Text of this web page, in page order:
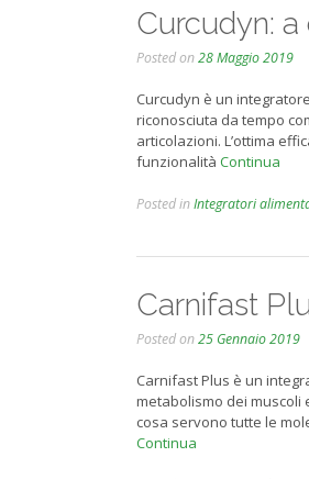
Curcudyn:
Posted on28 Maggio 2019
Curcudyn è un
riconosciuta da tempo
articolazioni. L’ottima
funzionalità Continua
Posted inIntegratori
Carnifast
Posted on25 Gennaio 2019
Carnifast Plus è un
metabolismo dei muscoli
cosa servono tutte le
Continua